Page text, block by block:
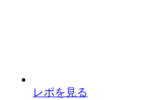
レポを見る